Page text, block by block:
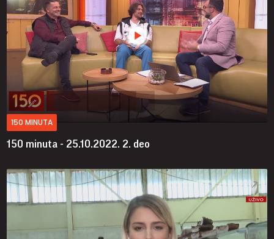
150 MINUTA
150 minuta - 25.10.2022. 2. deo